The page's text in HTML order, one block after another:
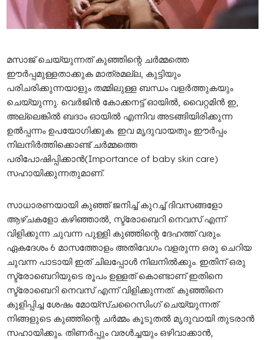
മസാജ് ചെയ്യുന്നത് കുഞ്ഞിന്റെ ചർമ്മത്തെ
ഈർപ്പമുള്ളതാക്കുക മാത്രമല്ല, കുട്ടിയും
പരിചരിക്കുന്നയാളും തമ്മിലുള്ള ബന്ധം വളർത്തുകയും
ചെയ്യുന്നു. വെർജിൻ കോക്കനട്ട് ഓയിൽ, വൈറ്റമിൻ ഇ,
അല്ലെങ്കിൽ ബദാം ഓയിൽ എന്നിവ അടങ്ങിയിരിക്കുന്ന
ഉൽപ്പന്നം ഉപയോഗിക്കുക. ഇവ മൃദുവായതും ഈർപ്പം
നിലനിർത്തിക്കൊണ്ട് ചർമ്മത്തെ
പരിപോഷിപ്പിക്കാൻ(Importance of baby skin care)
സഹായിക്കുന്നതുമാണ്.
സാധാരണയായി കുഞ്ഞ് ജനിച്ച് കുറച്ച് ദിവസങ്ങളോ
ആഴ്ചകളോ കഴിഞ്ഞാൽ, സ്ട്രോബെറി നെവസ് എന്ന്
വിളിക്കുന്ന ചുവന്ന പുള്ളി കുഞ്ഞിന്റെ ദേഹത്ത് വരും.
ഏകദേശം 6 മാസത്തോളം അതിവേഗം വളരുന്ന ഒരു ചെറിയ
ചുവന്ന പാടായി ഇത് ചിലപ്പോൾ നിലനിൽക്കും. ഇതിന് ഒരു
സ്ട്രോബെറിയുടെ രൂപം ഉള്ളത് കൊണ്ടാണ് ഇതിനെ
സ്ട്രോബെറി നെവസ് എന്ന് വിളിക്കുന്നത്. കുഞ്ഞിനെ
കുളിപ്പിച്ച ശേഷം മോയ്സ്ചറൈസിംഗ് ചെയ്യുന്നത്
നിങ്ങളുടെ കുഞ്ഞിന്റെ ചർമ്മം കൂടുതൽ മൃദുവായി തുടരാൻ
സഹായിക്കും. തിണർപ്പും വരൾച്ചയും ഒഴിവാക്കാൻ,